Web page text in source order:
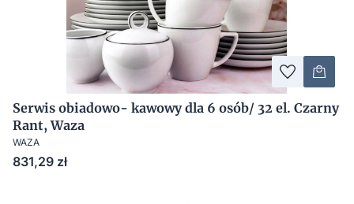
Serwis obiadowo- kawowy dla 6 osób/ 32 el. Czarny
Rant, Waza
WAZA
Cena
831,29 zł